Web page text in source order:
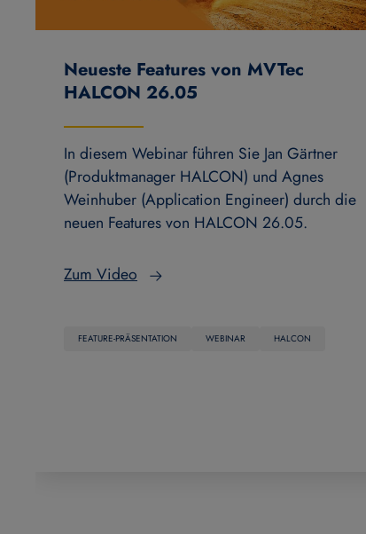
Neueste Features von MVTec
HALCON 26.05
In diesem Webinar führen Sie Jan Gärtner
(Produktmanager HALCON) und Agnes
Weinhuber (Application Engineer) durch die
neuen Features von HALCON 26.05.
Zum Video
FEATURE-PRÄSENTATION WEBINAR HALCON